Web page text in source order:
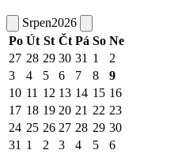
Srpen2026
Po Út St Čt Pá So Ne
27 28 29 30 31 1
2
3
4 5 6 7 8
9
10 11 12 13 14 15 16
17 18 19 20 21 22 23
24 25 26 27 28 29 30
31 1 2 3 4 5 6